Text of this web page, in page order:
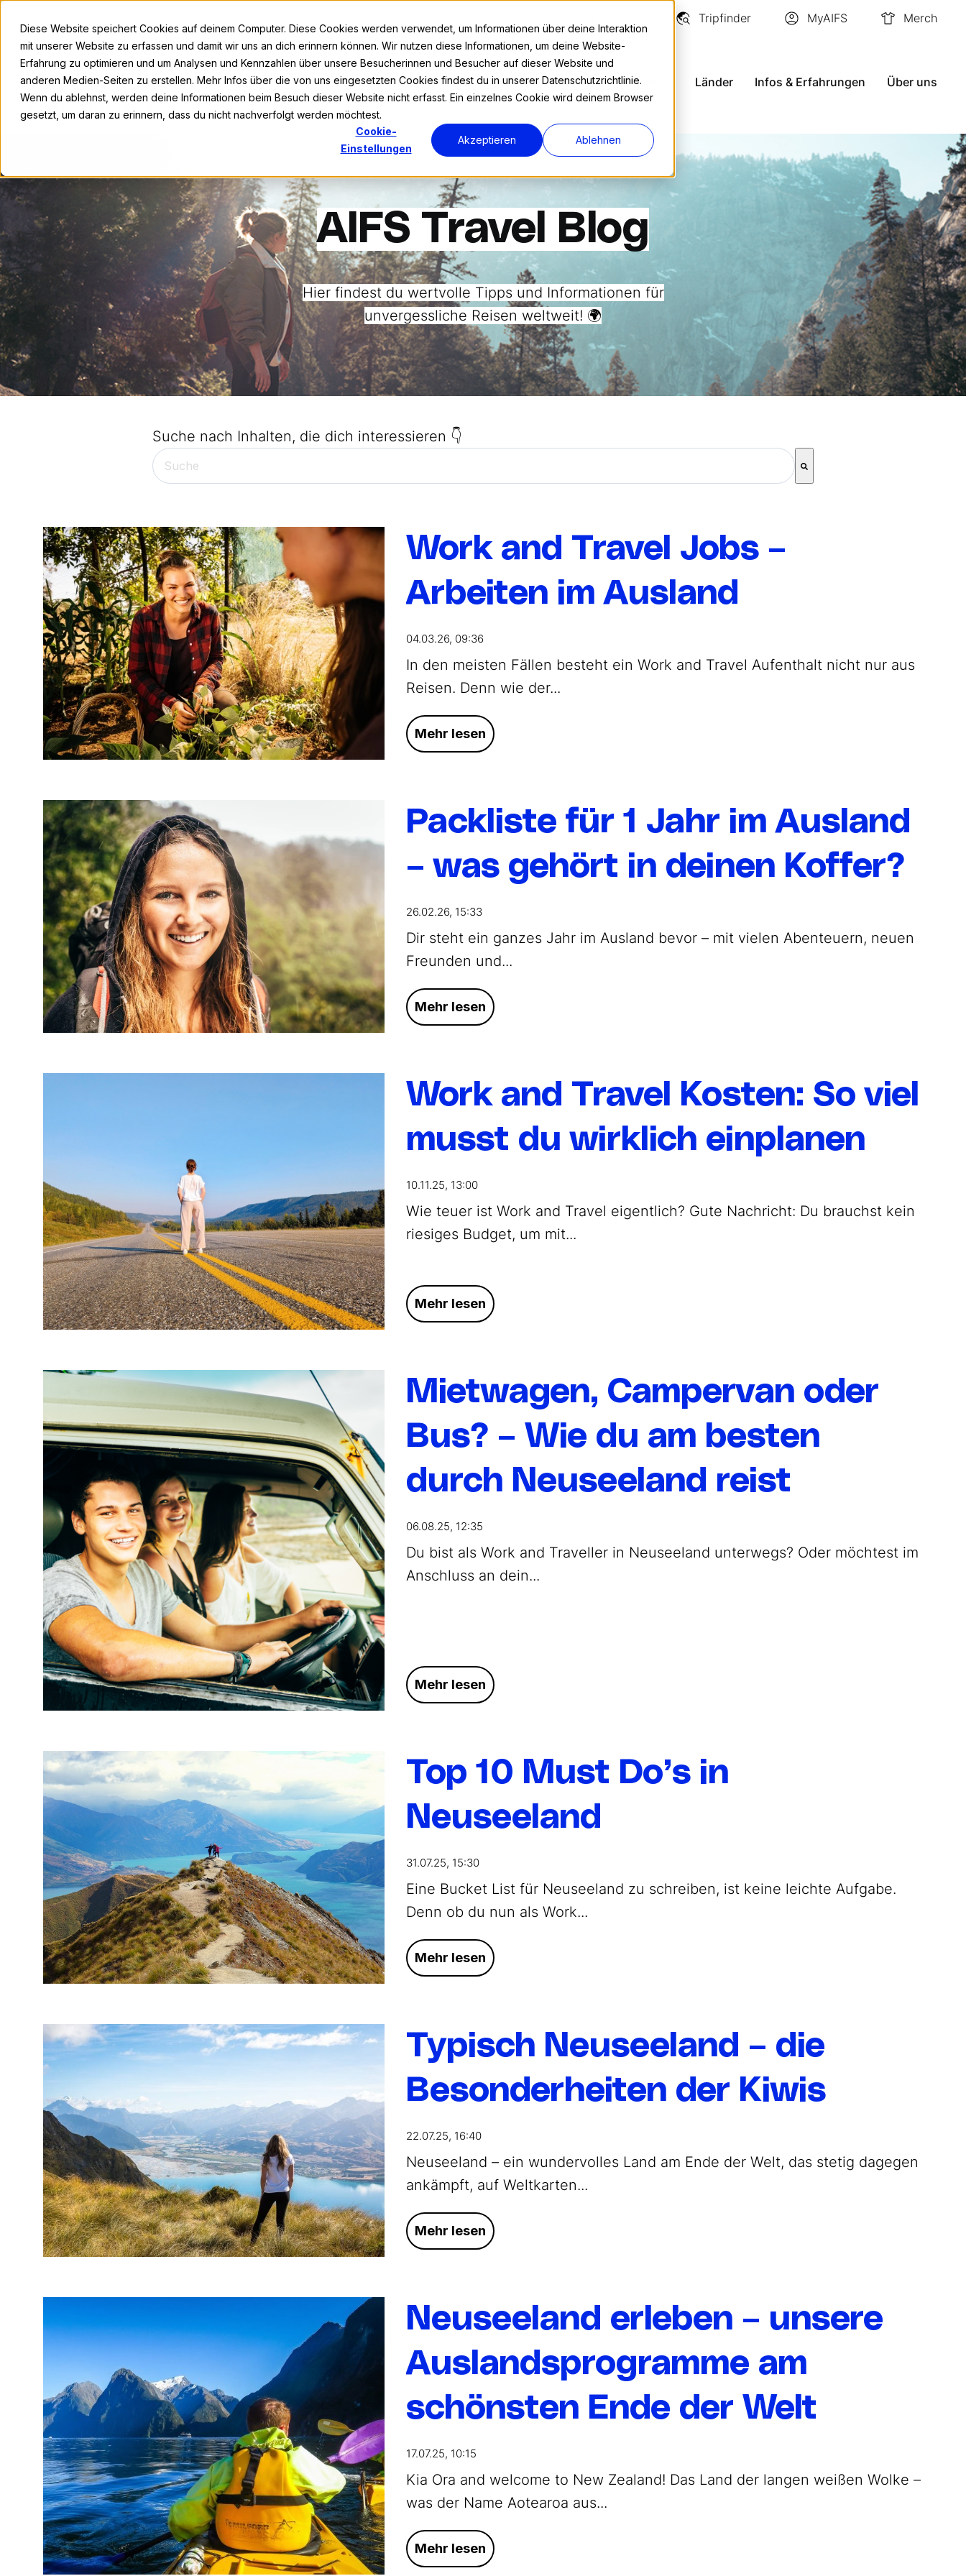
Diese Website speichert Cookies auf deinem Computer. Diese Cookies werden verwendet, um Informationen über deine Interaktion
mit unserer Website zu erfassen und damit wir uns an dich erinnern können. Wir nutzen diese Informationen, um deine Website-
Erfahrung zu optimieren und um Analysen und Kennzahlen über unsere Besucherinnen und Besucher auf dieser Website und
anderen Medien-Seiten zu erstellen. Mehr Infos über die von uns eingesetzten Cookies findest du in unserer Datenschutzrichtlinie.
Wenn du ablehnst, werden deine Informationen beim Besuch dieser Website nicht erfasst. Ein einzelnes Cookie wird deinem Browser
gesetzt, um daran zu erinnern, dass du nicht nachverfolgt werden möchtest.
Cookie-
Einstellungen
Akzeptieren Ablehnen
Tripfinder MyAIFS Merch
Programme Länder Infos & Erfahrungen Über uns
AIFS Travel Blog
Hier findest du wertvolle Tipps und Informationen für
unvergessliche Reisen weltweit! 🌍
Suche nach Inhalten, die dich interessieren 👇
Work and Travel Jobs –
Arbeiten im Ausland
04.03.26, 09:36
In den meisten Fällen besteht ein Work and Travel Aufenthalt nicht nur aus
Reisen. Denn wie der...
Mehr lesen
Packliste für 1 Jahr im Ausland
– was gehört in deinen Koffer?
26.02.26, 15:33
Dir steht ein ganzes Jahr im Ausland bevor – mit vielen Abenteuern, neuen
Freunden und...
Mehr lesen
Work and Travel Kosten: So viel
musst du wirklich einplanen
10.11.25, 13:00
Wie teuer ist Work and Travel eigentlich? Gute Nachricht: Du brauchst kein
riesiges Budget, um mit...
Mehr lesen
Mietwagen, Campervan oder
Bus? – Wie du am besten
durch Neuseeland reist
06.08.25, 12:35
Du bist als Work and Traveller in Neuseeland unterwegs? Oder möchtest im
Anschluss an dein...
Mehr lesen
Top 10 Must Do’s in
Neuseeland
31.07.25, 15:30
Eine Bucket List für Neuseeland zu schreiben, ist keine leichte Aufgabe.
Denn ob du nun als Work...
Mehr lesen
Typisch Neuseeland – die
Besonderheiten der Kiwis
22.07.25, 16:40
Neuseeland – ein wundervolles Land am Ende der Welt, das stetig dagegen
ankämpft, auf Weltkarten...
Mehr lesen
Neuseeland erleben – unsere
Auslandsprogramme am
schönsten Ende der Welt
17.07.25, 10:15
Kia Ora and welcome to New Zealand! Das Land der langen weißen Wolke –
was der Name Aotearoa aus...
Mehr lesen